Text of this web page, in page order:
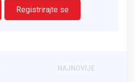
Registrirajte se
NAJNOVIJE